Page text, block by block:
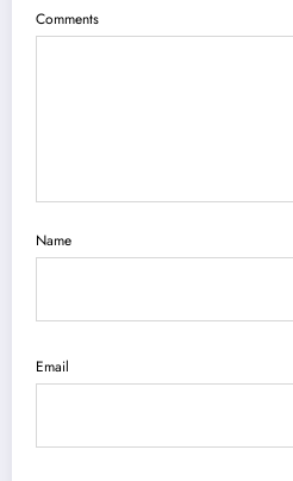
Comments
Name
Email